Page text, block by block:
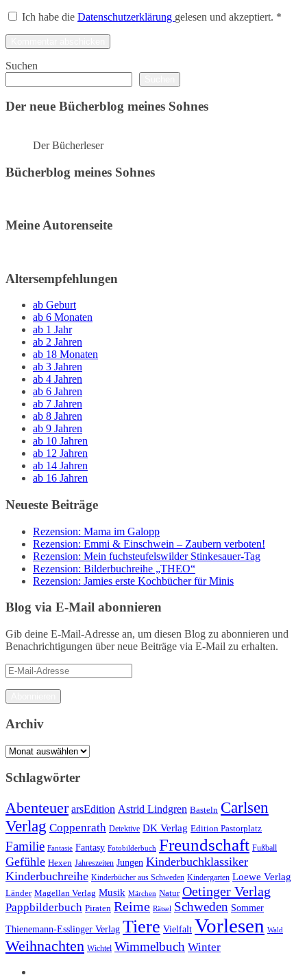
Ich habe die Datenschutzerklärung gelesen und akzeptiert. *
Suchen
Der neue Bücherblog meines Sohnes
Der Bücherleser
Bücherblog meines Sohnes
Meine Autorenseite
Altersempfehlungen
ab Geburt
ab 6 Monaten
ab 1 Jahr
ab 2 Jahren
ab 18 Monaten
ab 3 Jahren
ab 4 Jahren
ab 6 Jahren
ab 7 Jahren
ab 8 Jahren
ab 9 Jahren
ab 10 Jahren
ab 12 Jahren
ab 14 Jahren
ab 16 Jahren
Neueste Beiträge
Rezension: Mama im Galopp
Rezension: Emmi & Einschwein – Zaubern verboten!
Rezension: Mein fuchsteufelswilder Stinkesauer-Tag
Rezension: Bilderbuchreihe „THEO“
Rezension: Jamies erste Kochbücher für Minis
Blog via E-Mail abonnieren
Gib deine E-Mail-Adresse an, um diesen Blog zu abonnieren und
Benachrichtigungen über neue Beiträge via E-Mail zu erhalten.
E-
Mail-
Adresse
Archiv
Archiv
Schlagwörter
Abenteuer arsEdition Astrid Lindgren Basteln Carlsen
Verlag Coppenrath Detektive DK Verlag Edition Pastorplatz
Familie Fantasie Fantasy Fotobilderbuch Freundschaft Fußball
Gefühle Hexen Jahreszeiten Jungen Kinderbuchklassiker
Kinderbuchreihe Kinderbücher aus Schweden Kindergarten Loewe Verlag
Länder Magellan Verlag Musik Märchen Natur Oetinger Verlag
Pappbilderbuch Piraten Reime Rätsel Schweden Sommer
Thienemann-Esslinger Verlag Tiere Vielfalt Vorlesen Wald
Weihnachten Wichtel Wimmelbuch Winter